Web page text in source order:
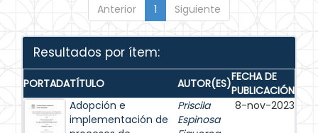
Anterior 1 Siguiente
Resultados por ítem:
PORTADATÍTULO AUTOR(ES)FECHA DE
PUBLICACIÓN
Adopción e
implementación de
Priscila
Espinosa
8-nov-2023